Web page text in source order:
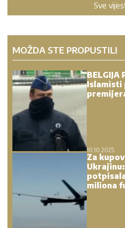
Sve
MOŽDA STE PROPUSTILI
BELGIJA
Islamisti
10.10.2025.
Za
miliona